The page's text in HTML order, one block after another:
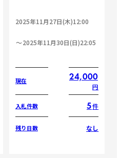
2025年11月27日(木)12:00
2025年11月30日(日)22:05
現在 24,000
円
入札件数 5件
残り日数 なし